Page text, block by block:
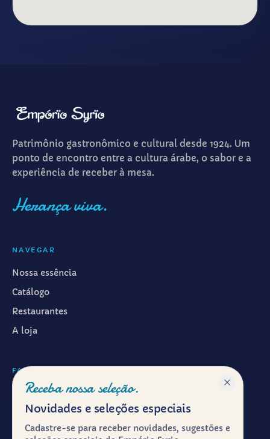
Patrimônio gastronômico e cultural desde 1924. Um
ponto de encontro entre a cultura árabe, o sabor e a
experiência de receber à mesa.
Herança viva.
NAVEGAR
Nossa essência
Catálogo
Restaurantes
A loja
FALAR CONOSCO
WhatsApp ·(11) 99601-7286
Instagram · @emporiosyrio
Facebook · @emporiosyrio
Receba nossa seleção.
Novidades e seleções especiais
Cadastre-se para receber novidades, sugestões e